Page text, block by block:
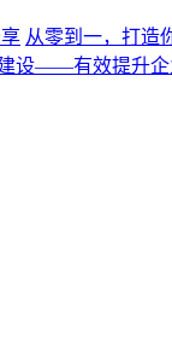
从零到一，打造
设――有效提升企